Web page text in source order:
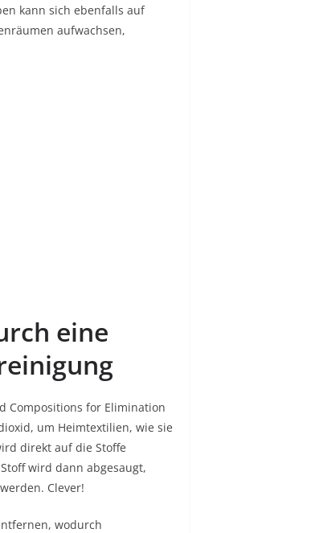
kann sich ebenfalls auf
aufwachsen,
eine
Compositions for Elimination
um Heimtextilien, wie sie
direkt auf die Stoffe
wird dann abgesaugt,
Clever!
wodurch